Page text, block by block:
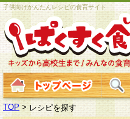
子供向けかんたんレシピの食育サイト
TOP > レシピを探す